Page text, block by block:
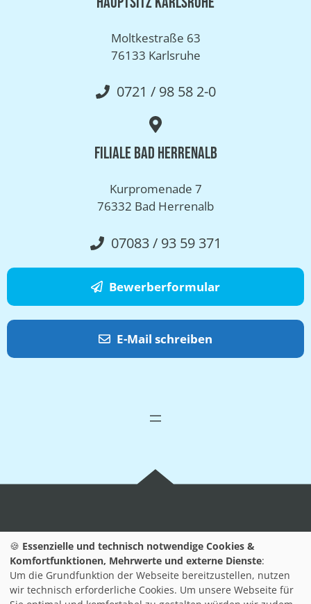
Moltkestraße 63
76133 Karlsruhe
0721 / 98 58 2-0
Filiale Bad Herrenalb
Kurpromenade 7
76332 Bad Herrenalb
07083 / 93 59 371
Bewerberformular
E-Mail schreiben
Technologieregion Karlsruhe und in ganz Baden-
Württemberg.
Finden Sie Ihren Traumjob in unseren
🍪 Essenzielle und technisch notwendige Cookies &
Komfortfunktionen, Mehrwerte und externe Dienste:
Um die Grundfunktion der Webseite bereitzustellen, nutzen
wir technisch erforderliche Cookies. Um unsere Webseite für